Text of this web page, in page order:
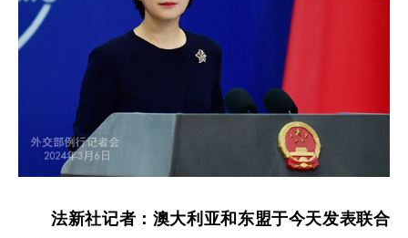
法新社记者：澳大利亚和东盟于今天发表联合